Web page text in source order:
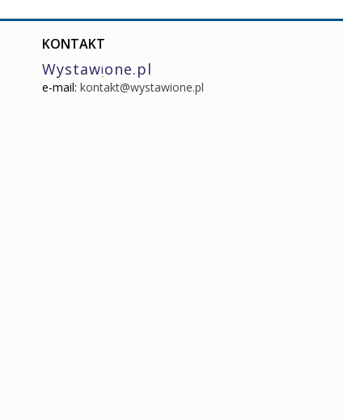
KONTAKT
Wystawione.pl
e-mail: kontakt@wystawione.pl